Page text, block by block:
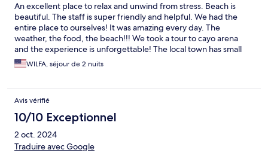
An excellent place to relax and unwind from stress. Beach is
beautiful. The staff is super friendly and helpful. We had the
entire place to ourselves! It was amazing every day. The
weather, the food, the beach!!! We took a tour to cayo arena
and the experience is unforgettable! The local town has small
local restaurants and businesses. We had the apartment
complex because we are a family of 4., my only complaint is that
an upgrade, otherwise it’s an amazing place to unwind. Nothing
fancy and expensive- just a simple natural place on earth to
breathe and enjoy!
WILFA, séjour de 2 nuits
Avis vérifié
10/10 Exceptionnel
2 oct. 2024
Traduire avec Google